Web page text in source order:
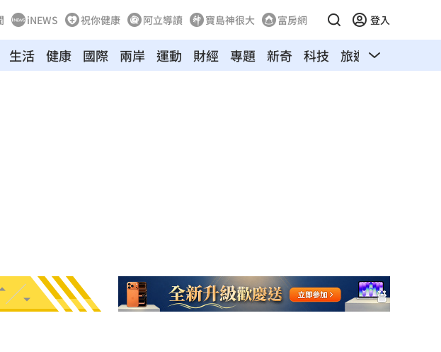
iNEWS 祝你健康 阿立導讀 寶島神很大 富房網 登入
生活 健康 國際 兩岸 運動 財經 專題 新奇 科技 旅遊 汽車